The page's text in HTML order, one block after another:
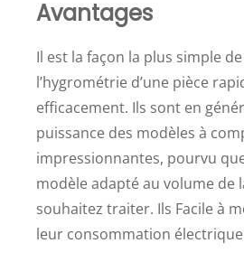
Avantages
Il est la façon la plus simple
l’hygrométrie d’une pièce
efficacement. Ils sont en
puissance des modèles à
impressionnantes, pourvu
modèle adapté au volume de
souhaitez traiter. Ils Facile à
leur consommation